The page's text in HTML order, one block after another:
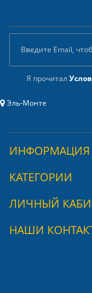
Я прочитал
Эль-Монте
ИНФОРМАЦИЯ
КАТЕГОРИИ
ЛИЧНЫЙ
НАШИ